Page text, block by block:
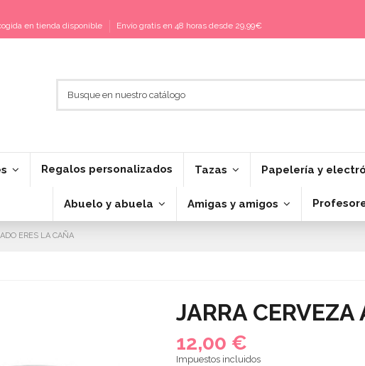
en tienda disponible Envío gratis en 48 horas desde 29,99€
Regalos personalizados Tazas Papelería y
Abuelo y abuela Amigas y amigos
ERES LA CAÑA
JARRA
12,00 €
Impuestos incluidos